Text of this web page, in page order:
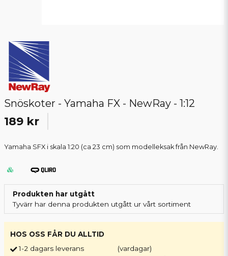
Snöskoter - Yamaha FX - NewRay - 1:12
189 kr
Yamaha SFX i skala 1:20 (ca 23 cm) som modelleksak från NewRay.
Produkten har utgått
Tyvärr har denna produkten utgått ur vårt sortiment
HOS OSS FÅR DU ALLTID
1-2 dagars leverans
(vardagar)